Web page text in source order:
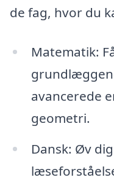
de fag, hvor du
Matematik:
avancerede
geometri.
Dansk: Øv